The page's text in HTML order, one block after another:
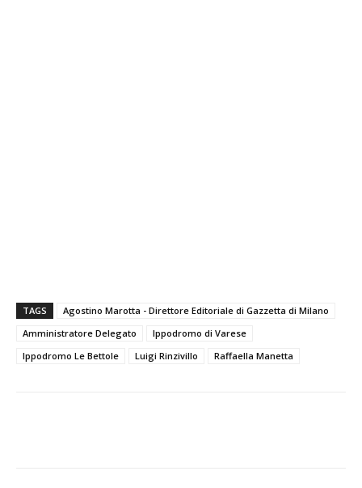
TAGS
Agostino Marotta - Direttore Editoriale di Gazzetta di Milano
Amministratore Delegato
Ippodromo di Varese
Ippodromo Le Bettole
Luigi Rinzivillo Raffaella Manetta